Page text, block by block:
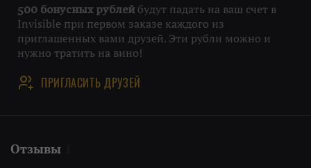
500 бонусных рублей будут падать на ваш счет в
Invisible при первом заказе каждого из
приглашенных вами друзей. Эти рубли можно и
нужно тратить на вино!
ПРИГЛАСИТЬ ДРУЗЕЙ
Отзывы